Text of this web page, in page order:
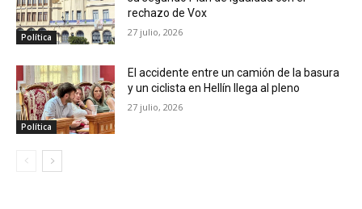
Política
rechazo de Vox
27 julio, 2026
Política
El accidente entre un camión de la basura
y un ciclista en Hellín llega al pleno
27 julio, 2026